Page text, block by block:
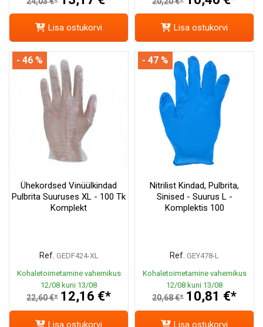
Lisa ostukorvi Lisa ostukorvi
Ühekordsed Vinüülkindad
Pulbrita Suuruses XL - 100 Tk
Komplekt
Ref. GEDF424-XL
Kohaletoimetamine vahemikus
12/08 kuni 13/08
22,60 €* 12,16 €*
- 46 %
Lisa ostukorvi
Nitrilist Kindad, Pulbrita,
Sinised - Suurus L -
Komplektis 100
Ref. GEY478-L
Kohaletoimetamine vahemikus
12/08 kuni 13/08
20,68 €* 10,81 €*
- 47 %
Lisa ostukorvi